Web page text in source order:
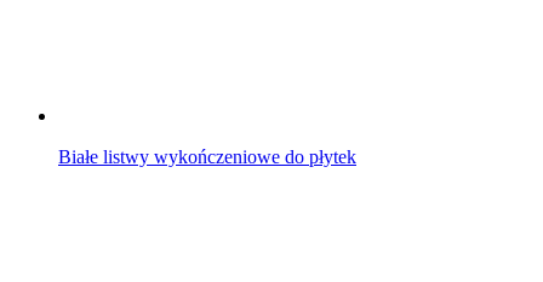
Białe listwy wykończeniowe do płytek